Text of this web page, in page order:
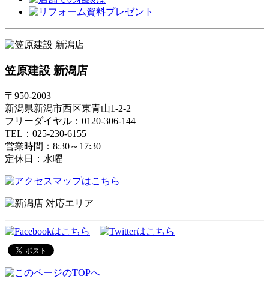
笠原建設 新潟店
〒950-2003
新潟県新潟市西区東青山1-2-2
フリーダイヤル：0120-306-144
TEL：025-230-6155
営業時間：8:30～17:30
定休日：水曜